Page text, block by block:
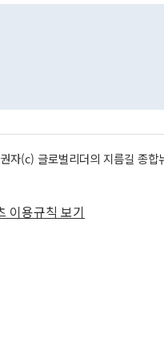
자(c) 글로벌리더의 지름길 종
이용규칙 보기